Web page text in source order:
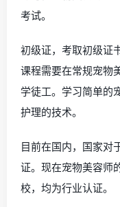
考试。
初级证，考取初级证
课程需要在常规宠物
学徒工。学习简单的
护理的技术。
目前在国内，国家对
证。现在宠物美容师
校，均为行业认证。